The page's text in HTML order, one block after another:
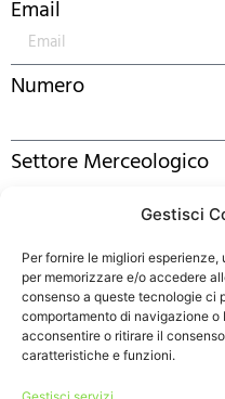
Gestisci
Per fornire le migliori
per memorizzare e/o accedere
consenso a queste tecnologie ci
comportamento di navigazione o
acconsentire o ritirare il
caratteristiche e funzioni.
Email
Numero
Settore Merceologico